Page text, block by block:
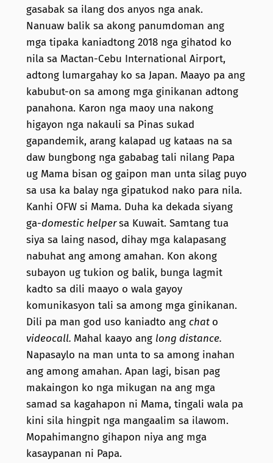
gasabak sa ilang dos anyos nga anak.
Nanuaw balik sa akong panumdoman ang
mga tipaka kaniadtong 2018 nga gihatod ko
nila sa Mactan-Cebu International Airport,
adtong lumargahay ko sa Japan. Maayo pa ang
kabubut-on sa among mga ginikanan adtong
panahona. Karon nga maoy una nakong
higayon nga nakauli sa Pinas sukad
gapandemik, arang kalapad ug kataas na sa
daw bungbong nga gababag tali nilang Papa
ug Mama bisan og gaipon man unta silag puyo
sa usa ka balay nga gipatukod nako para nila.
Kanhi OFW si Mama. Duha ka dekada siyang
ga-domestic helpersa Kuwait. Samtang tua
siya sa laing nasod, dihay mga kalapasang
nabuhat ang among amahan. Kon akong
subayon ug tukion og balik, bunga lagmit
kadto sa dili maayo o wala gayoy
komunikasyon tali sa among mga ginikanan.
Dili pa man god uso kaniadto ang chat o
videocall. Mahal kaayo ang long distance.
Napasaylo na man unta to sa among inahan
ang among amahan. Apan lagi, bisan pag
makaingon ko nga mikugan na ang mga
samad sa kagahapon ni Mama, tingali wala pa
kini sila hingpit nga mangaalim sa ilawom.
Mopahimangno gihapon niya ang mga
kasaypanan ni Papa.